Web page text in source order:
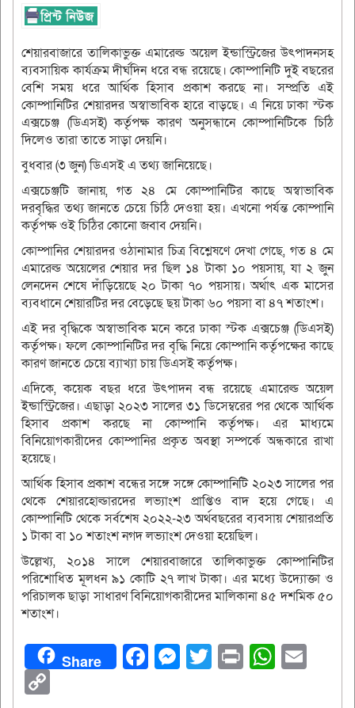
শেয়ারবাজারে তালিকাভুক্ত এমারেল্ড অয়েল ইন্ডাস্ট্রিজের উৎপাদনসহ
ব্যবসায়িক কার্যক্রম দীর্ঘদিন ধরে বন্ধ রয়েছে। কোম্পানিটি দুই বছরের
বেশি সময় ধরে আর্থিক হিসাব প্রকাশ করছে না। সম্প্রতি এই
কোম্পানিটির শেয়ারদর অস্বাভাবিক হারে বাড়ছে। এ নিয়ে ঢাকা স্টক
এক্সচেঞ্জ (ডিএসই) কর্তৃপক্ষ কারণ অনুসন্ধানে কোম্পানিটিকে চিঠি
দিলেও তারা তাতে সাড়া দেয়নি।
বুধবার (৩ জুন) ডিএসই এ তথ্য জানিয়েছে।
এক্সচেঞ্জটি জানায়, গত ২৪ মে কোম্পানিটির কাছে অস্বাভাবিক
দরবৃদ্ধির তথ্য জানতে চেয়ে চিঠি দেওয়া হয়। এখনো পর্যন্ত কোম্পানি
কর্তৃপক্ষ ওই চিঠির কোনো জবাব দেয়নি।
কোম্পানির শেয়ারদর ওঠানামার চিত্র বিশ্লেষণে দেখা গেছে, গত ৪ মে
এমারেল্ড অয়েলের শেয়ার দর ছিল ১৪ টাকা ১০ পয়সায়, যা ২ জুন
লেনদেন শেষে দাঁড়িয়েছে ২০ টাকা ৭০ পয়সায়। অর্থাৎ এক মাসের
ব্যবধানে শেয়ারটির দর বেড়েছে ছয় টাকা ৬০ পয়সা বা ৪৭ শতাংশ।
এই দর বৃদ্ধিকে অস্বাভাবিক মনে করে ঢাকা স্টক এক্সচেঞ্জ (ডিএসই)
কর্তৃপক্ষ। ফলে কোম্পানিটির দর বৃদ্ধি নিয়ে কোম্পানি কর্তৃপক্ষের কাছে
কারণ জানতে চেয়ে ব্যাখ্যা চায় ডিএসই কর্তৃপক্ষ।
এদিকে, কয়েক বছর ধরে উৎপাদন বন্ধ রয়েছে এমারেল্ড অয়েল
ইন্ডাস্ট্রিজের। এছাড়া ২০২৩ সালের ৩১ ডিসেম্বরের পর থেকে আর্থিক
হিসাব প্রকাশ করছে না কোম্পানি কর্তৃপক্ষ। এর মাধ্যমে
বিনিয়োগকারীদের কোম্পানির প্রকৃত অবস্থা সম্পর্কে অন্ধকারে রাখা
হয়েছে।
আর্থিক হিসাব প্রকাশ বন্ধের সঙ্গে সঙ্গে কোম্পানিটি ২০২৩ সালের পর
থেকে শেয়ারহোল্ডারদের লভ্যাংশ প্রাপ্তিও বাদ হয়ে গেছে। এ
কোম্পানিটি থেকে সর্বশেষ ২০২২-২৩ অর্থবছরের ব্যবসায় শেয়ারপ্রতি
১ টাকা বা ১০ শতাংশ নগদ লভ্যাংশ দেওয়া হয়েছিল।
উল্লেখ্য, ২০১৪ সালে শেয়ারবাজারে তালিকাভুক্ত কোম্পানিটির
পরিশোধিত মূলধন ৯১ কোটি ২৭ লাখ টাকা। এর মধ্যে উদ্যোক্তা ও
পরিচালক ছাড়া সাধারণ বিনিয়োগকারীদের মালিকানা ৪৫ দশমিক ৫০
শতাংশ।
Share Facebook
Messenger
Twitter
Print